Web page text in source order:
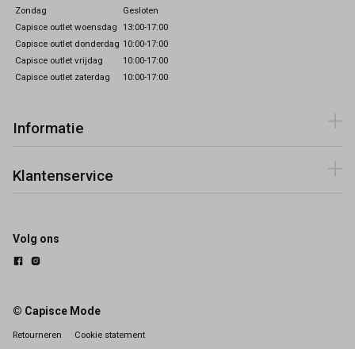
Zondag
Gesloten
Capisce outlet woensdag 13:00-17:00
Capisce outlet donderdag 10:00-17:00
Capisce outlet vrijdag
10:00-17:00
Capisce outlet zaterdag
10:00-17:00
Informatie
Klantenservice
Volg ons
© Capisce Mode
Retourneren Cookie statement